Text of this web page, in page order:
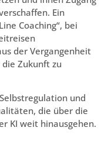
Ein
Coaching“, bei
der Vergangenheit
Zukunft zu
und
die über die
KI weit hinausgehen.